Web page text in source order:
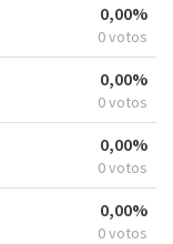
0,00%
0 votos
0,00%
0 votos
0,00%
0 votos
0,00%
0 votos